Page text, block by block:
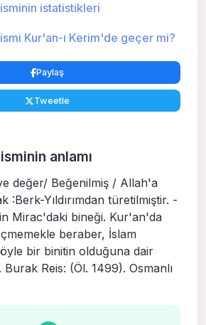
istatistikleri
Kur'an-ı Kerim'de geçer mi?
Paylaş
Tweetle
anlamı
değer/ Beğenilmiş / Allah'a
:Berk-Yıldırımdan türetilmiştir. -
Mirac'daki bineği. Kur'an'da
beraber, İslam
bir binitin olduğuna dair
Reis: (Öl. 1499). Osmanlı